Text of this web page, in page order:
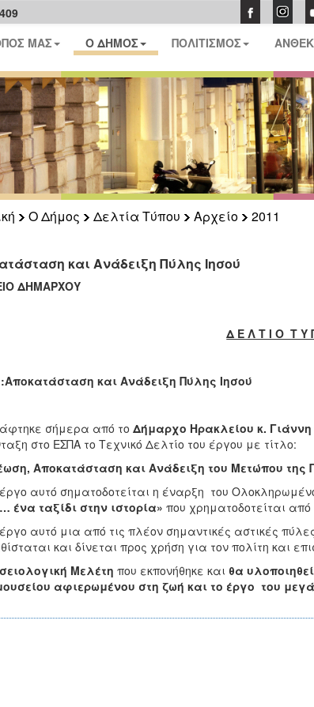
ΜΑΣ Ο ΔΗΜΟΣ ΠΟΛΙΤΙΣΜΟΣ
Ο Δήμος Δελτία Τύπου Αρχείο
2011
και Ανάδειξη Πύλης Ιησού
ΔΗΜΑΡΧΟΥ
Δ Ε Λ Τ Ι Ο Τ Υ
και Ανάδειξη Πύλης Ιησού
σήμερα από το Δήμαρχο Ηρακλείου κ.
στο ΕΣΠΑ το Τεχνικό Δελτίο του έργου με τίτλο:
Αποκατάσταση και Ανάδειξη του Μετώπου
αυτό σηματοδοτείται η έναρξη του
ένα ταξίδι στην ιστορία» που χρηματοδοτείται
αυτό μια από τις πλέον σημαντικές αστικές
και δίνεται προς χρήση για τον πολίτη και
Μελέτη που εκπονήθηκε και θα
αφιερωμένου στη ζωή και το έργο του